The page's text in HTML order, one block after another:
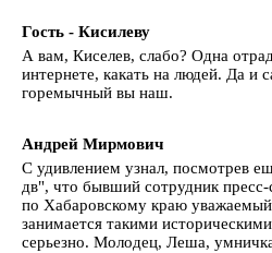
Гость - Кисилеву
А вам, Киселев, слабо? Одна
интернете, какать на людей. Да и
горемычный вы наш.
Андрей Мирмович
С удивлением узнал, посмотрев
дв", что бывший сотрудник
по Хабаровскому краю
занимается такими
серьезно. Молодец, Леша,